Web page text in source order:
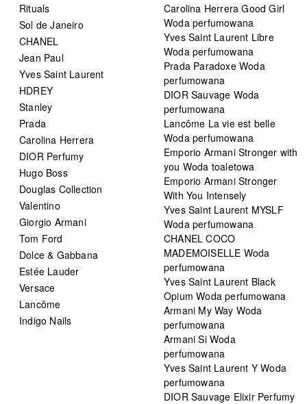
Rituals
Sol de Janeiro
CHANEL
Jean Paul
Yves Saint Laurent
HDREY
Stanley
Prada
Carolina Herrera
DIOR Perfumy
Hugo Boss
Douglas Collection
Valentino
Giorgio Armani
Tom Ford
Dolce & Gabbana
Estée Lauder
Versace
Lancôme
Indigo Nails
Carolina Herrera Good Girl
Woda perfumowana
Yves Saint Laurent Libre
Woda perfumowana
Prada Paradoxe Woda
perfumowana
DIOR Sauvage Woda
perfumowana
Lancôme La vie est belle
Woda perfumowana
Emporio Armani Stronger with
you Woda toaletowa
Emporio Armani Stronger
With You Intensely
Yves Saint Laurent MYSLF
Woda perfumowana
CHANEL COCO
MADEMOISELLE Woda
perfumowana
Yves Saint Laurent Black
Opium Woda perfumowana
Armani My Way Woda
perfumowana
Armani Si Woda
perfumowana
Yves Saint Laurent Y Woda
perfumowana
DIOR Sauvage Elixir Perfumy